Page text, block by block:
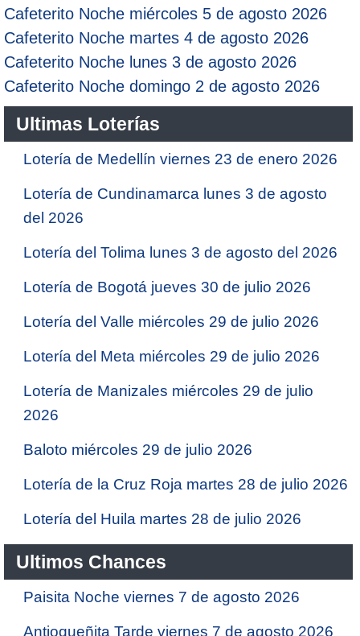
Cafeterito Noche miércoles 5 de agosto 2026
Cafeterito Noche martes 4 de agosto 2026
Cafeterito Noche lunes 3 de agosto 2026
Cafeterito Noche domingo 2 de agosto 2026
Ultimas Loterías
Lotería de Medellín viernes 23 de enero 2026
Lotería de Cundinamarca lunes 3 de agosto
del 2026
Lotería del Tolima lunes 3 de agosto del 2026
Lotería de Bogotá jueves 30 de julio 2026
Lotería del Valle miércoles 29 de julio 2026
Lotería del Meta miércoles 29 de julio 2026
Lotería de Manizales miércoles 29 de julio
2026
Baloto miércoles 29 de julio 2026
Lotería de la Cruz Roja martes 28 de julio 2026
Lotería del Huila martes 28 de julio 2026
Ultimos Chances
Paisita Noche viernes 7 de agosto 2026
Antioqueñita Tarde viernes 7 de agosto 2026